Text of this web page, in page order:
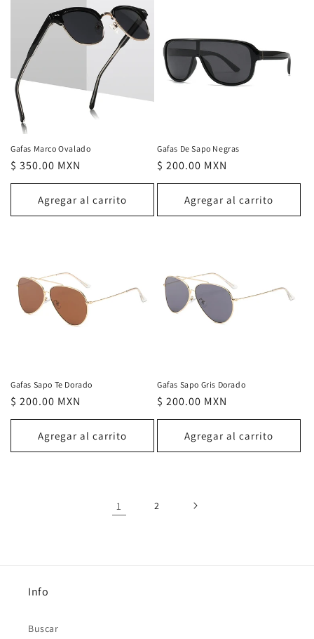
Gafas Marco Ovalado
Precio
habitual
$ 350.00 MXN
Agregar al carrito
Gafas De Sapo Negras
Precio
habitual
$ 200.00 MXN
Agregar al carrito
Gafas Sapo Te Dorado
Precio
habitual
$ 200.00 MXN
Agregar al carrito
Gafas Sapo Gris Dorado
Precio
habitual
$ 200.00 MXN
Agregar al carrito
1 2
Info
Buscar